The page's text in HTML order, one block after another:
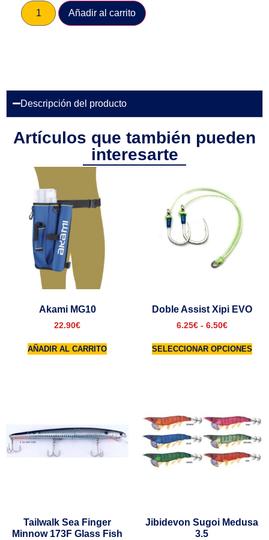
Añadir al carrito
Descripción del producto
Artículos que también pueden
interesarte
Akami MG10
22.90€
AÑADIR AL CARRITO
Doble Assist Xipi EVO
6.25€ - 6.50€
SELECCIONAR OPCIONES
Tailwalk Sea Finger
Minnow 173F Glass Fish
Jibidevon Sugoi Medusa
3.5